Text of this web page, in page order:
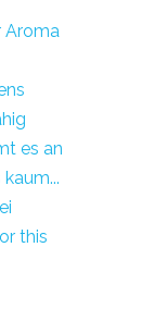
Aroma
es an
this